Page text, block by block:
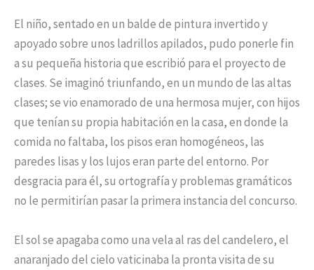
El niño, sentado en un balde de pintura invertido y
apoyado sobre unos ladrillos apilados, pudo ponerle fin
a su pequeña historia que escribió para el proyecto de
clases. Se imaginó triunfando, en un mundo de las altas
clases; se vio enamorado de una hermosa mujer, con hijos
que tenían su propia habitación en la casa, en donde la
comida no faltaba, los pisos eran homogéneos, las
paredes lisas y los lujos eran parte del entorno. Por
desgracia para él, su ortografía y problemas gramáticos
no le permitirían pasar la primera instancia del concurso.
El sol se apagaba como una vela al ras del candelero, el
anaranjado del cielo vaticinaba la pronta visita de su